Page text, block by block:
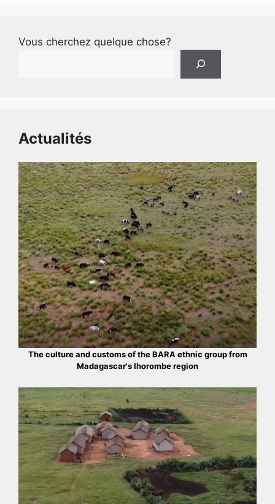
Vous cherchez quelque chose?
Actualités
The culture and customs of the BARA ethnic group from
Madagascar's Ihorombe region